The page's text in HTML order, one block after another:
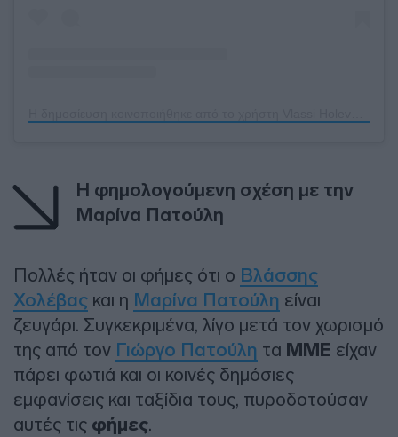
Η φημολογούμενη σχέση με την
Μαρίνα Πατούλη
Πολλές ήταν οι φήμες ότι ο Βλάσσης
Χολέβας και η Μαρίνα Πατούλη είναι
ζευγάρι. Συγκεκριμένα, λίγο μετά τον χωρισμό
της από τον Γιώργο Πατούλη τα ΜΜΕ είχαν
πάρει φωτιά και οι κοινές δημόσιες
εμφανίσεις και ταξίδια τους, πυροδοτούσαν
αυτές τις φήμες.